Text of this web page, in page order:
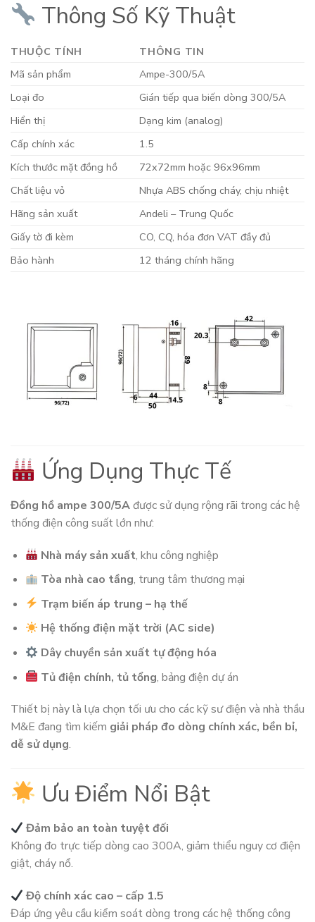
Thông Số Kỹ Thuật
THUỘC TÍNH
THÔNG TIN
Mã sản phẩm
Ampe-300/5A
Loại đo
Gián tiếp qua biến dòng 300/5A
Hiển thị
Dạng kim (analog)
Cấp chính xác
1.5
Kích thước mặt đồng hồ
72x72mm hoặc 96x96mm
Chất liệu vỏ
Nhựa ABS chống cháy, chịu nhiệt
Hãng sản xuất
Andeli – Trung Quốc
Giấy tờ đi kèm
CO, CQ, hóa đơn VAT đầy đủ
Bảo hành
12 tháng chính hãng
Ứng Dụng Thực Tế
Đồng hồ ampe 300/5Ađược sử dụng rộng rãi trong các hệ
thống điện công suất lớn như:
Nhà máy sản xuất, khu công nghiệp
Tòa nhà cao tầng, trung tâm thương mại
Trạm biến áp trung – hạ thế
Hệ thống điện mặt trời (AC side)
Dây chuyền sản xuất tự động hóa
Tủ điện chính, tủ tổng, bảng điện dự án
Thiết bị này là lựa chọn tối ưu cho các kỹ sư điện và nhà thầu
M&E đang tìm kiếm giải pháp đo dòng chính xác, bền bỉ,
dễ sử dụng.
Ưu Điểm Nổi Bật
Đảm bảo an toàn tuyệt đối
Không đo trực tiếp dòng cao 300A, giảm thiểu nguy cơ điện
giật, cháy nổ.
Độ chính xác cao – cấp 1.5
Đáp ứng yêu cầu kiểm soát dòng trong các hệ thống công